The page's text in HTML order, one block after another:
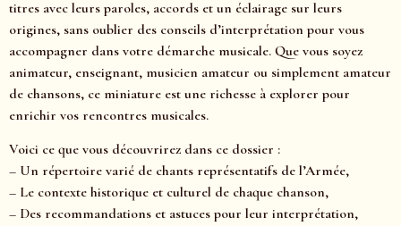
titres avec leurs paroles, accords et un éclairage sur leurs
origines, sans oublier des conseils d’interprétation pour vous
accompagner dans votre démarche musicale. Que vous soyez
animateur, enseignant, musicien amateur ou simplement amateur
de chansons, ce miniature est une richesse à explorer pour
enrichir vos rencontres musicales.
Voici ce que vous découvrirez dans ce dossier :
– Un répertoire varié de chants représentatifs de l’Armée,
– Le contexte historique et culturel de chaque chanson,
– Des recommandations et astuces pour leur interprétation,